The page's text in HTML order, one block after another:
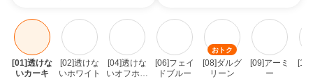
[01]透けな
いカーキ
[02]透けな
いホワイト
[04]透けな
いオフホワ
[06]フェイ
ドブルー
おトク
[08]ダルグ
リーン
[09]アーミ
ー